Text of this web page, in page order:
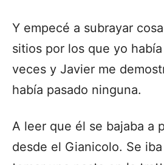
Y empecé a subrayar
sitios por los que yo
veces y Javier me
había pasado ninguna.
A leer que él se bajaba a
desde el Gianicolo. Se